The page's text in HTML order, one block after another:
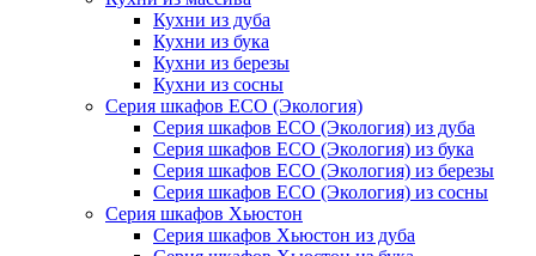
Кухни из дуба
Кухни из бука
Кухни из березы
Кухни из сосны
Серия шкафов ECO (Экология)
Серия шкафов ECO (Экология) из дуба
Серия шкафов ECO (Экология) из бука
Серия шкафов ECO (Экология) из березы
Серия шкафов ECO (Экология) из сосны
Серия шкафов Хьюстон
Серия шкафов Хьюстон из дуба